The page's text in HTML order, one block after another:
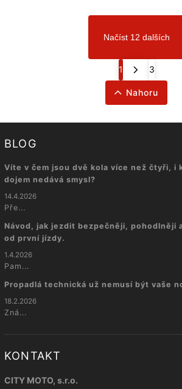
Načíst 12 dalších
1 3
Nahoru
BLOG
Víte v čem jsou dvě kola více než čtyři, i
dojem nedává smysl?
14.4.2026
Pře...
Návod, jak jezdit bezpečněji, pohodlněji
od první jízdy.
1.4.2026
Pam...
Propadlá technická už nemusí být vaše
18.2.2026
Zná...
KONTAKT
CITY MOTO, s.r.o.